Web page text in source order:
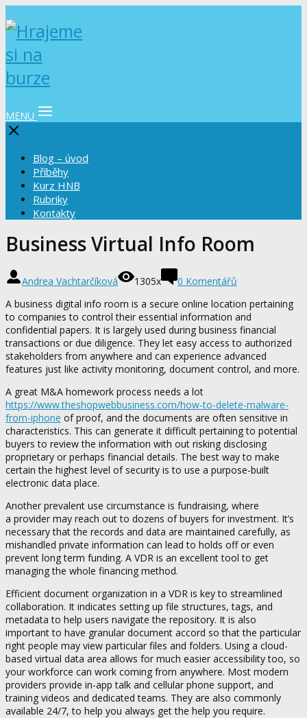
MENU
Blog – úvod
Příběhy
Kurz HNB
Rubriky
Kontakty
Business Virtual Info Room
Andrea Vachtarčíková 1305x
0 Komentářů
A business digital info room is a secure online location pertaining
to companies to control their essential information and
confidential papers. It is largely used during business financial
transactions or due diligence. They let easy access to authorized
stakeholders from anywhere and can experience advanced
features just like activity monitoring, document control, and more.
A great M&A homework process needs a lot
https://www.theshopwebbusiness.com/how-to-delete-malware-
from-iphone of proof, and the documents are often sensitive in
characteristics. This can generate it difficult pertaining to potential
buyers to review the information with out risking disclosing
proprietary or perhaps financial details. The best way to make
certain the highest level of security is to use a purpose-built
electronic data place.
Another prevalent use circumstance is fundraising, where
a provider may reach out to dozens of buyers for investment. It’s
necessary that the records and data are maintained carefully, as
mishandled private information can lead to holds off or even
prevent long term funding. A VDR is an excellent tool to get
managing the whole financing method.
Efficient document organization in a VDR is key to streamlined
collaboration. It indicates setting up file structures, tags, and
metadata to help users navigate the repository. It is also
important to have granular document accord so that the particular
right people may view particular files and folders. Using a cloud-
based virtual data area allows for much easier accessibility too, so
your workforce can work coming from anywhere. Most modern
providers provide in-app talk and cellular phone support, and
training videos and dedicated teams. They are also commonly
available 24/7, to help you always get the help you require.